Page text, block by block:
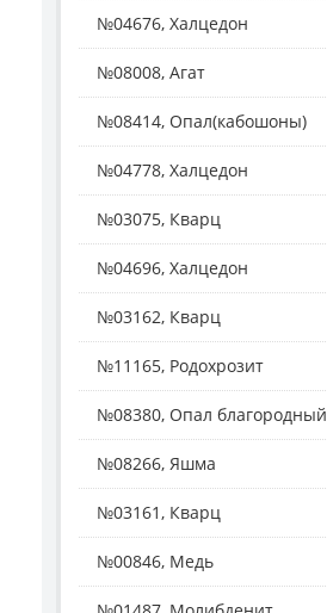
№04676, Халцедон
№08008, Агат
№08414, Опал(кабошоны)
№04778, Халцедон
№03075, Кварц
№04696, Халцедон
№03162, Кварц
№11165, Родохрозит
№08380, Опал благородный
№08266, Яшма
№03161, Кварц
№00846, Медь